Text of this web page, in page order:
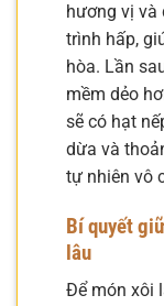
hương vị và
trình hấp,
hòa. Lần
mềm dẻo
sẽ có hạt
dừa và
tự nhiên vô
Bí quyết
lâu
Để món xôi